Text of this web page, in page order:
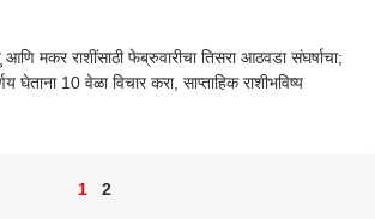
मकर राशींसाठी फेब्रुवारीचा तिसरा आठवडा संघर्षाचा;
घेताना 10 वेळा विचार करा, साप्ताहिक राशीभविष्य
1 2